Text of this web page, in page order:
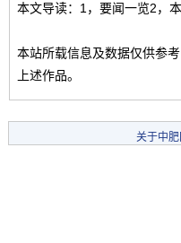
本文导读：1，要闻一览2，
本站所载信息及数据仅供参
上述作品。
关于中肥